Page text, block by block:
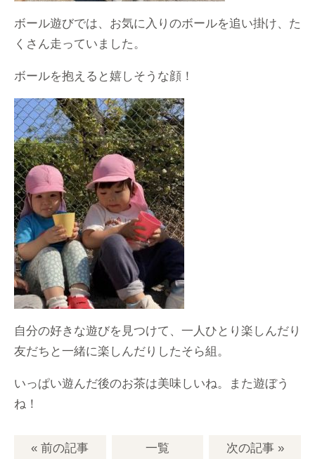
ボール遊びでは、お気に入りのボールを追い掛け、た
くさん走っていました。
ボールを抱えると嬉しそうな顔！
自分の好きな遊びを見つけて、一人ひとり楽しんだり
友だちと一緒に楽しんだりしたそら組。
いっぱい遊んだ後のお茶は美味しいね。また遊ぼう
ね！
« 前の記事 一覧 次の記事»